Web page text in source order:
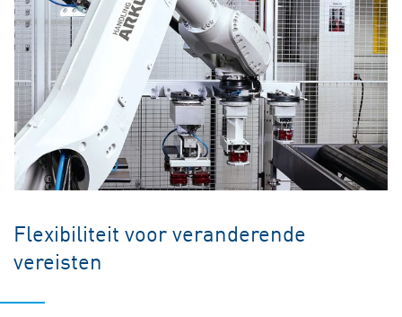
Flexibiliteit voor veranderende
vereisten